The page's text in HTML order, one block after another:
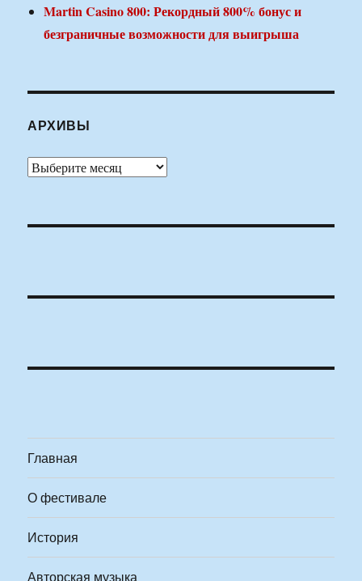
Martin Casino 800: Рекордный 800% бонус и
безграничные возможности для выигрыша
АРХИВЫ
Архивы
Главная
О фестивале
История
Авторская музыка